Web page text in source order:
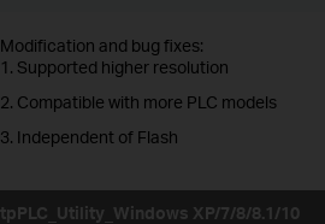
Modification and bug fixes:
1. Supported higher resolution
2. Compatible with more PLC models
3. Independent of Flash
tpPLC_Utility_Windows XP/7/8/8.1/10